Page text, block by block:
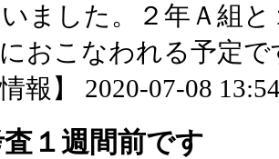
ました。２年Ａ組
におこなわれる予定で
情報】 2020-07-08
１週間前です